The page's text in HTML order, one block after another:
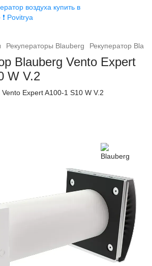
Рекуператоры Blauberg Рекуператор
Blauberg Vento Expert
W V.2
Expert A100-1 S10 W V.2